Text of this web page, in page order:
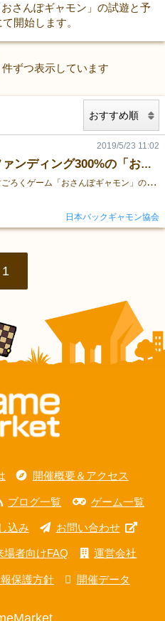
さんぽギャモン」の試遊と予
開始します。
件ずつ表示しています
クラウドファンディング300%の「おさんぽギャモン」 会場にて一般予約開始！
ふ
たりで競うすごろくゲーム「おさんぽギャモン」の一般予約がゲームマーケット2019春の会場でついにはじまります！ クラウドファンディングでたくさんのご支援を頂いたみなさまのおかげです。ありがとうございます！ 「おさんぽギャモン」は土曜・日曜の２日間、こちらのブースにてお待ちしております！ 5/25 (土)「N51-52」 試遊卓あり 5/26 (日)「エリア28」※ ittenさんのエリア
2019/5/23 11:02
日本バックギャモン協会
1
開催概要＆アクセス
ブログ一覧 ゲーム一覧
込み お問い合わせ
場者向けFAQ 運営会社
保護方針 開催データ